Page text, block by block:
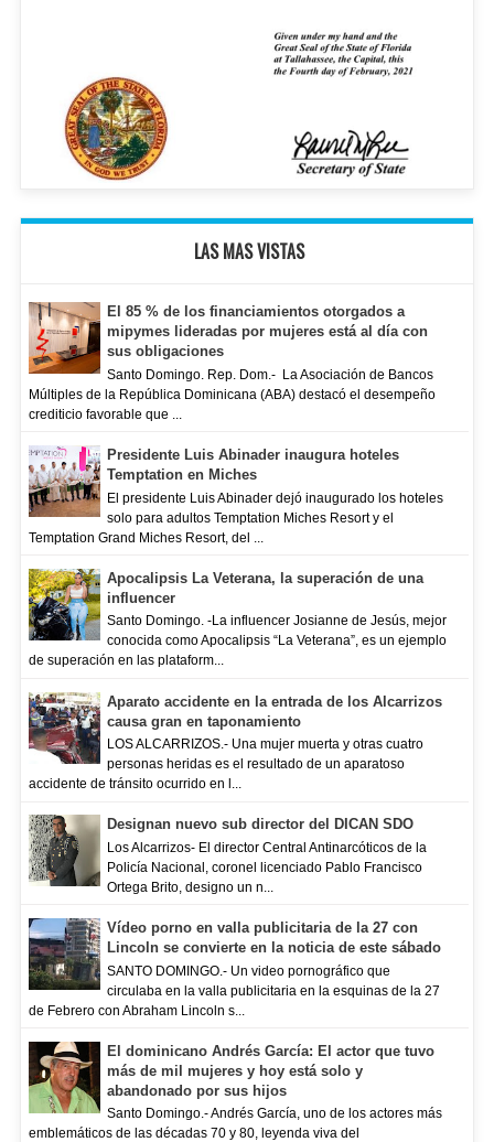
LAS MAS VISTAS
El 85 % de los financiamientos otorgados a
mipymes lideradas por mujeres está al día con
sus obligaciones
Santo Domingo. Rep. Dom.- La Asociación de Bancos
Múltiples de la República Dominicana (ABA) destacó el desempeño
crediticio favorable que ...
Presidente Luis Abinader inaugura hoteles
Temptation en Miches
El presidente Luis Abinader dejó inaugurado los hoteles
solo para adultos Temptation Miches Resort y el
Temptation Grand Miches Resort, del ...
Apocalipsis La Veterana, la superación de una
influencer
Santo Domingo. -La influencer Josianne de Jesús, mejor
conocida como Apocalipsis “La Veterana”, es un ejemplo
de superación en las plataform...
Aparato accidente en la entrada de los Alcarrizos
causa gran en taponamiento
LOS ALCARRIZOS.- Una mujer muerta y otras cuatro
personas heridas es el resultado de un aparatoso
accidente de tránsito ocurrido en l...
Designan nuevo sub director del DICAN SDO
Los Alcarrizos- El director Central Antinarcóticos de la
Policía Nacional, coronel licenciado Pablo Francisco
Ortega Brito, designo un n...
Vídeo porno en valla publicitaria de la 27 con
Lincoln se convierte en la noticia de este sábado
SANTO DOMINGO.- Un video pornográfico que
circulaba en la valla publicitaria en la esquinas de la 27
de Febrero con Abraham Lincoln s...
El dominicano Andrés García: El actor que tuvo
más de mil mujeres y hoy está solo y
abandonado por sus hijos
Santo Domingo.- Andrés García, uno de los actores más
emblemáticos de las décadas 70 y 80, leyenda viva del